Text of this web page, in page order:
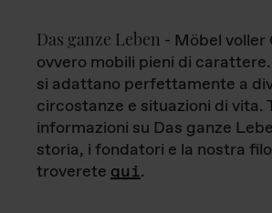
Das ganze Leben - Möbel voller
ovvero mobili pieni di
si adattano perfettamente a
circostanze e situazioni di vita.
informazioni su Das ganze
storia, i fondatori e la nostra
troverete qui.